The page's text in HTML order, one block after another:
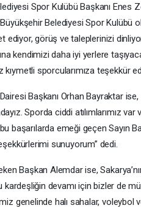
Spor Kulübü Başkanı Enes
Belediyesi Spor Kulübü
ediyor, görüş ve taleplerinizi
kendimizi daha iyi yerlere
sporcularımıza teşekkür
Başkanı Orhan Bayraktar ise,
Sporda ciddi atılımlarımız
emeği geçen Sayın
sunuyorum” dedi.
Başkan Alemdar ise,
devamı için bizler de
genelinde halı sahalar, voleybol